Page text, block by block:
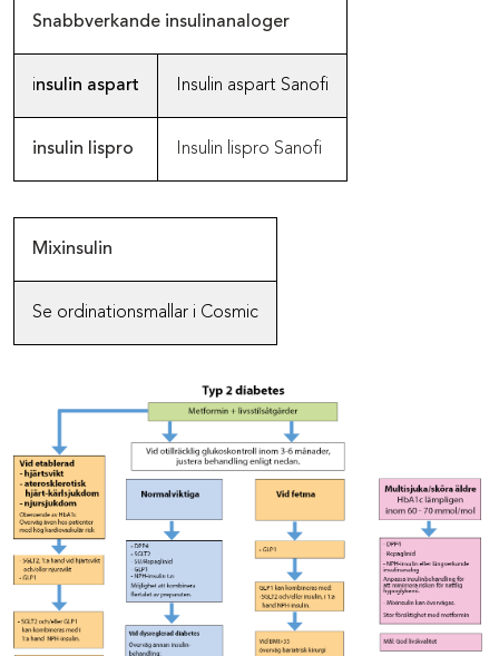
Snabbverkande insulinanaloger
insulin aspart Insulin aspart Sanofi
insulin lispro Insulin lispro Sanofi
Mixinsulin
Se ordinationsmallar i Cosmic